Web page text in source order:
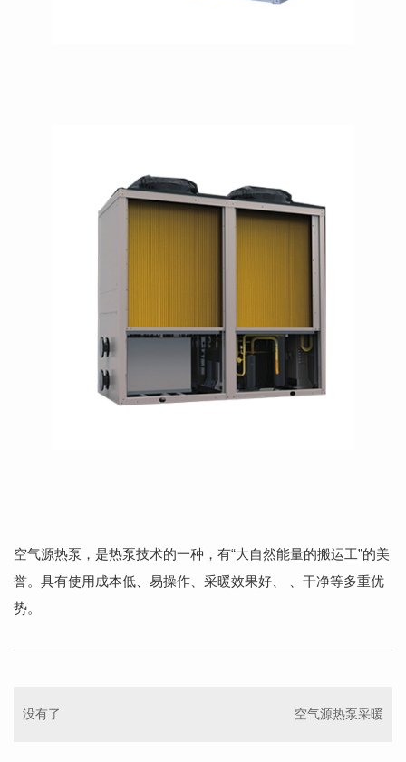
空气源热泵，是热泵技术的一种，有“大自然能量的搬运工”的美
誉。具有使用成本低、易操作、采暖效果好、 、干净等多重优
势。
没有了 空气源热泵采暖